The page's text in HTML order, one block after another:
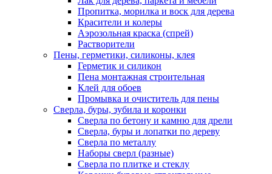
Пропитка, морилка и воск для дерева
Красители и колеры
Аэрозольная краска (спрей)
Растворители
Пены, герметики, силиконы, клея
Герметик и силикон
Пена монтажная строительная
Клей для обоев
Промывка и очиститель для пены
Сверла, буры, зубила и коронки
Сверла по бетону и камню для дрели
Сверла, буры и лопатки по дереву
Сверла по металлу
Наборы сверл (разные)
Сверла по плитке и стеклу